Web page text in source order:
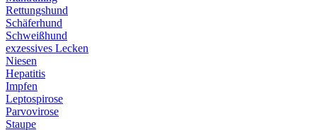
Rettungshund
Schäferhund
Schweißhund
exzessives Lecken
Niesen
Hepatitis
Impfen
Leptospirose
Parvovirose
Staupe